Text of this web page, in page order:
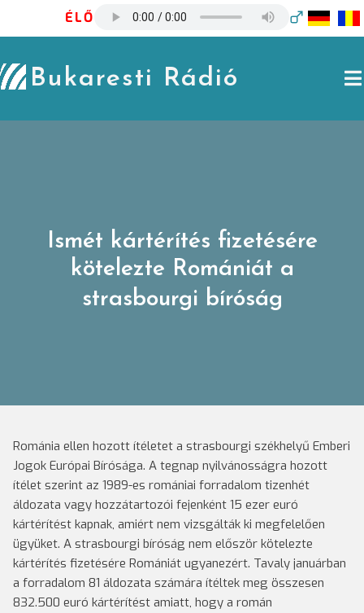
ÉLŐ
Bukaresti Rádió
Ismét kártérítés fizetésére
kötelezte Romániát a
strasbourgi bíróság
Románia ellen hozott ítéletet a strasbourgi székhelyű Emberi
Jogok Európai Bírósága. A tegnap nyilvánosságra hozott
ítélet szerint az 1989-es romániai forradalom tizenhét
áldozata vagy hozzátartozói fejenként 15 ezer euró
kártérítést kapnak, amiért nem vizsgálták ki megfelelően
ügyüket. A strasbourgi bíróság nem először kötelezte
kártérítés fizetésére Romániát ugyanezért. Tavaly januárban
a forradalom 81 áldozata számára ítéltek meg összesen
832.500 euró kártérítést amiatt, hogy a román